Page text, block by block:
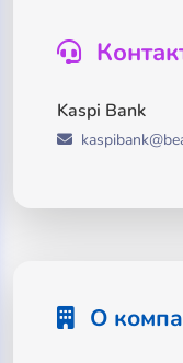
Kaspi Bank
О